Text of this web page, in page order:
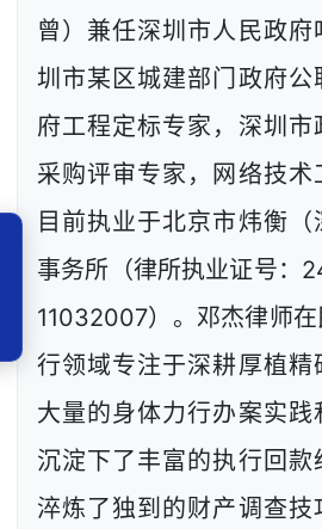
曾）兼任深圳市人民政府
圳市某区城建部门政府公
府工程定标专家，深圳市
采购评审专家，网络技术
目前执业于北京市炜衡（
事务所（律所执业证号：
11032007）。邓杰律师
行领域专注于深耕厚植精
大量的身体力行办案实践
沉淀下了丰富的执行回款
淬炼了独到的财产调查技